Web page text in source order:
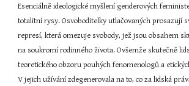
Esenciálně ideologické myšlení genderových
totalitní rysy. Osvoboditelky utlačovaných prosazují
represí, která omezuje svobody, jež jsou obsahem
na soukromí rodinného života. Ovšemže skutečně
teoretického obzoru pouhých fenomenologů a
V jejich užívání zdegenerovala na to, co za lidská